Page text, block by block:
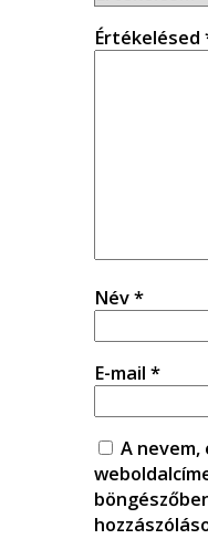
Értékelésed
Név*
E-mail *
A nevem,